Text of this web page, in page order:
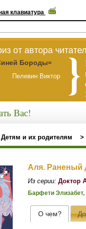
клавиатура
от автора
Бороды»
Пелевин Виктор
Вас!
Детям и их родителям >
Аля. Раненый
Из серии: Доктор
Барфети
О чем?